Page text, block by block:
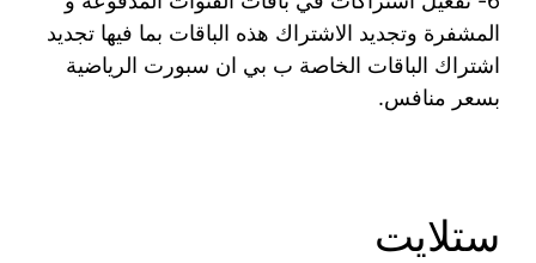
المشفرة وتجديد الاشتراك هذه الباقات بما فيها تجديد
اشتراك الباقات الخاصة ب بي ان سبورت الرياضية
بسعر منافس.
ستلايت